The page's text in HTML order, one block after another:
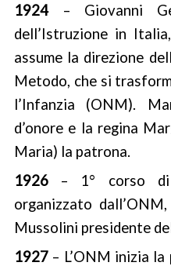
1924– Giovanni
dell’Istruzione in
assume la direzione
Metodo, che si
l’Infanzia (ONM).
d’onore e la regina
Maria) la patrona.
1926 – 1° corso di
organizzato
Mussolini presidente
1927 – L’ONM inizia